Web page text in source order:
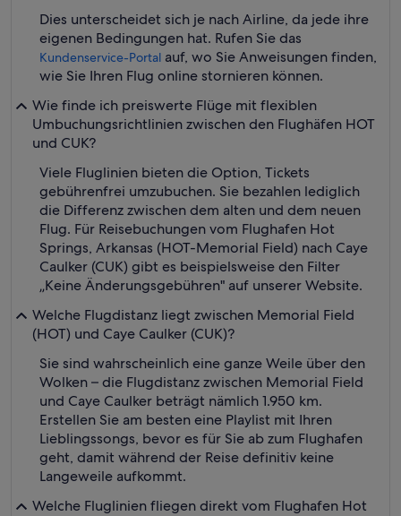
Dies unterscheidet sich je nach Airline, da jede ihre
eigenen Bedingungen hat. Rufen Sie das
Kundenservice-Portal auf, wo Sie Anweisungen finden,
wie Sie Ihren Flug online stornieren können.
Wie finde ich preiswerte Flüge mit flexiblen
Umbuchungsrichtlinien zwischen den Flughäfen HOT
und CUK?
Viele Fluglinien bieten die Option, Tickets
gebührenfrei umzubuchen. Sie bezahlen lediglich
die Differenz zwischen dem alten und dem neuen
Flug. Für Reisebuchungen vom Flughafen Hot
Springs, Arkansas (HOT-Memorial Field) nach Caye
Caulker (CUK) gibt es beispielsweise den Filter
„Keine Änderungsgebühren" auf unserer Website.
Welche Flugdistanz liegt zwischen Memorial Field
(HOT) und Caye Caulker (CUK)?
Sie sind wahrscheinlich eine ganze Weile über den
Wolken – die Flugdistanz zwischen Memorial Field
und Caye Caulker beträgt nämlich 1.950 km.
Erstellen Sie am besten eine Playlist mit Ihren
Lieblingssongs, bevor es für Sie ab zum Flughafen
geht, damit während der Reise definitiv keine
Langeweile aufkommt.
Welche Fluglinien fliegen direkt vom Flughafen Hot